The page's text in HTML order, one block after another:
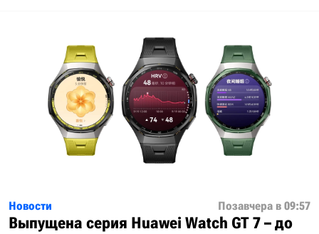
Новости Позавчера в 09:57
Выпущена серия Huawei Watch GT 7 – до